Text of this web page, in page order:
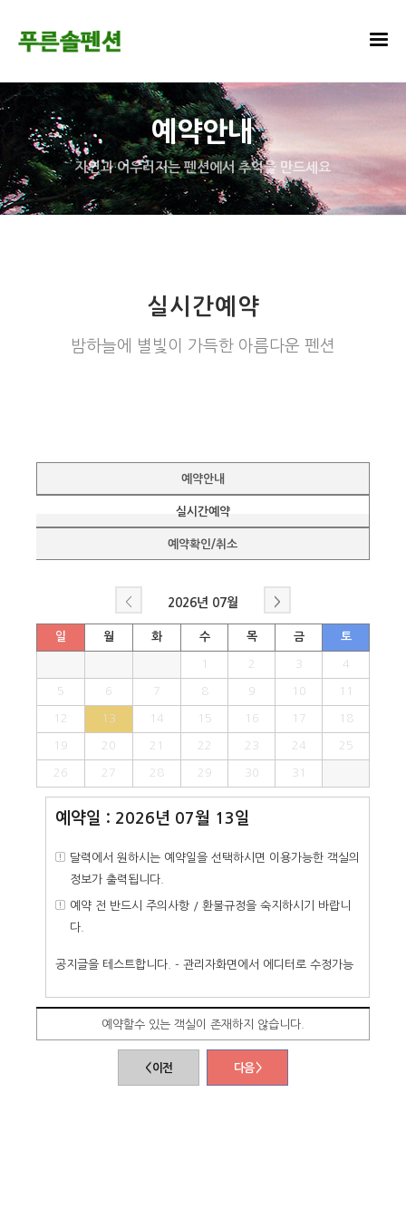
예약안내
자연과 어우러지는 펜션에서 추억을 만드세요
실시간예약
밤하늘에 별빛이 가득한 아름다운 펜션
예약안내
실시간예약
예약확인/취소
< 2026년 07월 >
일 월 화 수 목 금 토
1 2 3 4
5 6 7 8 9 10 11
12 13 14 15 16 17 18
19 20 21 22 23 24 25
26 27 28 29 30 31
예약일 : 2026년 07월 13일
달력에서 원하시는 예약일을 선택하시면 이용가능한 객실의
정보가 출력됩니다.
예약 전 반드시 주의사항 / 환불규정을 숙지하시기 바랍니
다.
공지글을 테스트합니다. - 관리자화면에서 에디터로 수정가능
예약할수 있는 객실이 존재하지 않습니다.
< 이전 다음 >